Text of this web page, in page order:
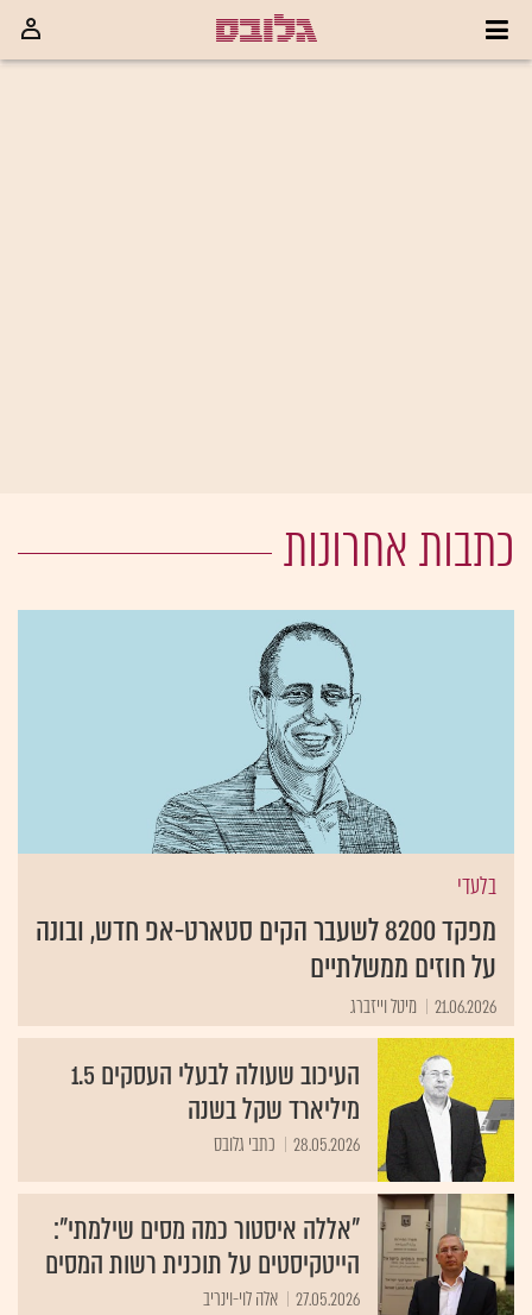
כתבות אחרונות
בלעדי
מפקד 8200 לשעבר הקים סטארט-אפ חדש, ובונה
על חוזים ממשלתיים
21.06.2026 מיטל וייזברג
העיכוב שעולה לבעלי העסקים 1.5
מיליארד שקל בשנה
28.05.2026 כתבי גלובס
"אללה איסטור כמה מסים שילמתי":
הייטקיסטים על תוכנית רשות המסים
27.05.2026 אלה לוי-וינריב